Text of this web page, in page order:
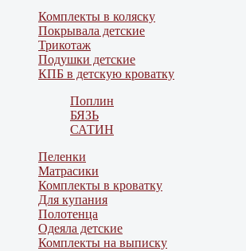
Комплекты в коляску
Покрывала детские
Трикотаж
Подушки детские
КПБ в детскую кроватку
Поплин
БЯЗЬ
САТИН
Пеленки
Матрасики
Комплекты в кроватку
Для купания
Полотенца
Одеяла детские
Комплекты на выписку